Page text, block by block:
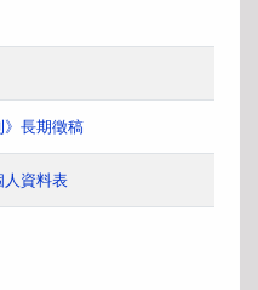
》長期徵稿
人資料表